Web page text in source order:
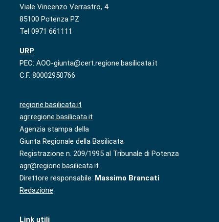
Viale Vincenzo Verrastro, 4
85100 Potenza PZ
Tel 0971 661111
URP
PEC: AOO-giunta@cert.regione.basilicata.it
C.F. 80002950766
regione.basilicata.it
agr.regione.basilicata.it
Agenzia stampa della
Giunta Regionale della Basilicata
Registrazione n. 209/1995 al Tribunale di Potenza
agr@regione.basilicata.it
Direttore responsabile: Massimo Brancati
Redazione
Link utili